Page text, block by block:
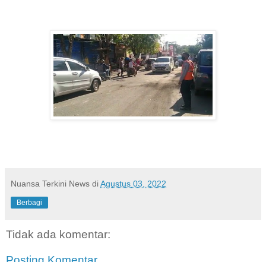
Nuansa Terkini News diAgustus 03, 2022
Berbagi
Tidak ada komentar: